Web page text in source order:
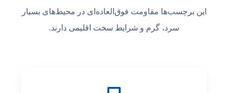
این برچسب‌ها مقاومت فوق‌العاده‌ای در محیط‌های بسیار
سرد، گرم و شرایط سخت اقلیمی دارند.